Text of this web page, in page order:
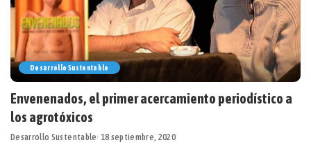
Desarrollo Sustentable
Envenenados, el primer acercamiento periodístico a
los agrotóxicos
Desarrollo Sustentable 18 septiembre, 2020